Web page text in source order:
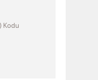
Kodu